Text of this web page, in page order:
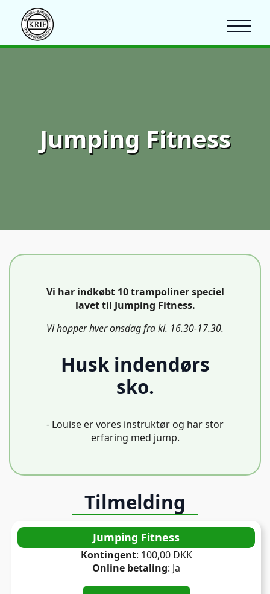
Jumping Fitness
Vi har indkøbt 10 trampoliner speciel
lavet til Jumping Fitness.
Vi hopper hver onsdag fra kl. 16.30-17.30.
Husk indendørs
sko.
- Louise er vores instruktør og har stor
erfaring med jump.
Tilmelding
Jumping Fitness
Kontingent: 100,00 DKK
Online betaling: Ja